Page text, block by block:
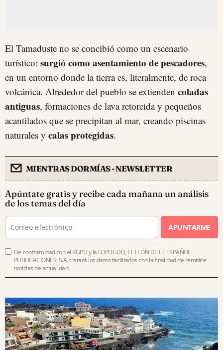
El Tamaduste no se concibió como un escenario
turístico: surgió como asentamiento de pescadores,
en un entorno donde la tierra es, literalmente, de roca
volcánica. Alrededor del pueblo se extienden coladas
antiguas, formaciones de lava retorcida y pequeños
acantilados que se precipitan al mar, creando piscinas
naturales y calas protegidas.
MIENTRAS DORMÍAS - NEWSLETTER
Apúntate gratis y recibe cada mañana un análisis
de los temas del día
APUNTARME
De conformidad con el RGPD y la LOPDGDD, EL LEÓN DE EL ESPAÑOL
PUBLICACIONES, S.A. tratará los datos facilitados con la finalidad de remitirle
noticias de actualidad.